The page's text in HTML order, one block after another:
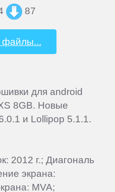
87
файлы...
для android
8GB. Новые
и Lollipop 5.1.1.
2012 г.; Диагональ
экрана:
MVA;